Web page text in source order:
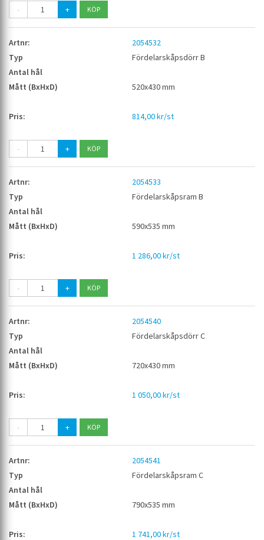
- +
2054532
Fördelarskåpsdörr B
520x430 mm
814,00 kr/st
- +
2054533
Fördelarskåpsram B
590x535 mm
1 286,00 kr/st
- +
2054540
Fördelarskåpsdörr C
720x430 mm
1 050,00 kr/st
- +
2054541
Fördelarskåpsram C
790x535 mm
1 741,00 kr/st